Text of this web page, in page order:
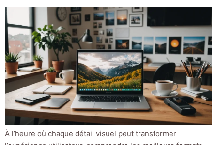
À l’heure où chaque détail visuel peut transformer